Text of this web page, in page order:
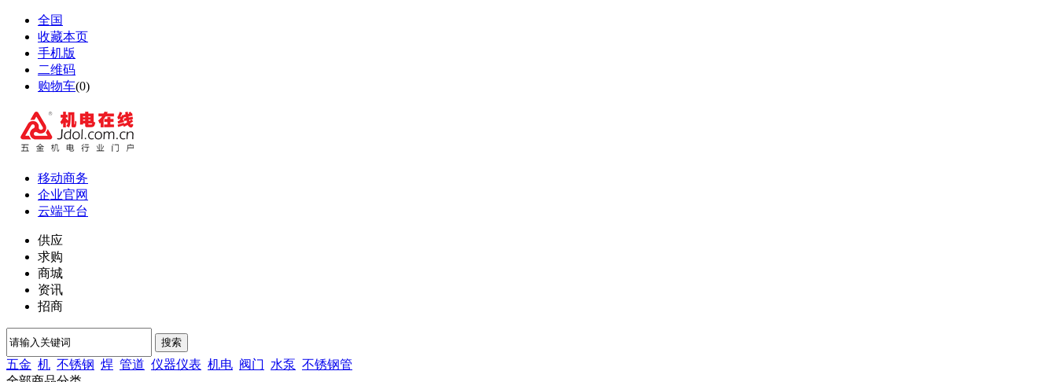
全国
收藏本页
手机版
二维码
购物车(0)
移动商务
企业官网
云端平台
供应
求购
商城
资讯
招商
搜索
五金 机 不锈钢 焊 管道 仪器仪表 机电 阀门 水泵 不锈钢管